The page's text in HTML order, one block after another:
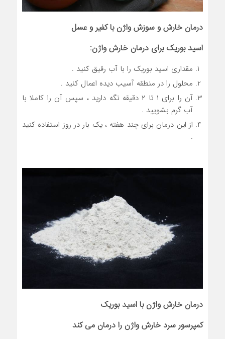
درمان خارش و سوزش واژن با کفیر و عسل
اسید بوریک برای درمان خارش واژن:
مقداری اسید بوریک را با آب رقیق کنید .
محلول را در منطقه آسیب دیده اعمال کنید .
آن را برای ۱ تا ۲ دقیقه نگه دارید ، سپس آن را کاملا با
آب گرم بشویید .
از این درمان برای چند هفته ، یک بار در روز استفاده کنید
.
درمان خارش واژن با اسید بوریک
کمپرسور سرد خارش واژن را درمان می کند